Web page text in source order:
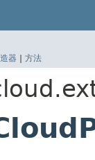
器 | 方法